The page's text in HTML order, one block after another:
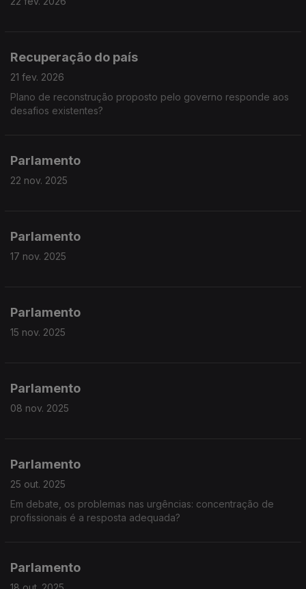
Recuperação do país
21 fev. 2026
Plano de reconstrução proposto pelo governo responde aos
desafios existentes?
Parlamento
22 nov. 2025
Parlamento
17 nov. 2025
Parlamento
15 nov. 2025
Parlamento
08 nov. 2025
Parlamento
25 out. 2025
Em debate, os problemas nas urgências: concentração de
profissionais é a resposta adequada?
Parlamento